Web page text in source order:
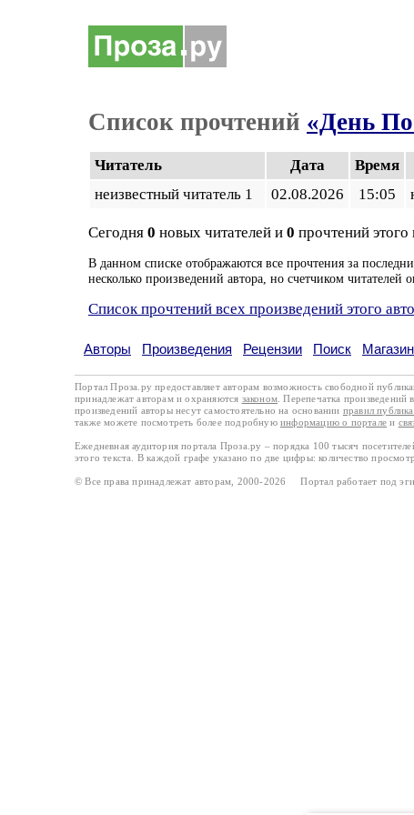
Список прочтений «День
Читатель Дата Время
неизвестный читатель 1
02.08.2026 15:05
Сегодня 0 новых читателей и 0 прочтений
В данном списке отображаются все прочтения за
несколько произведений автора, но счетчиком читателей
Список прочтений всех произведений этого
Авторы Произведения Рецензии Поиск Магазин
Портал Проза.ру предоставляет авторам возможность свободной
принадлежат авторам и охраняются законом . Перепечатка произведений
произведений авторы несут самостоятельно на основании правил
также можете посмотреть более подробную информацию о портале и
Ежедневная аудитория портала Проза.ру – порядка 100 тысяч
этого текста. В каждой графе указано по две цифры: количество
© Все права принадлежат авторам, 2000-2026 Портал работает под